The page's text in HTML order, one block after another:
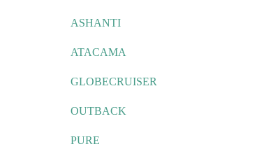
ASHANTI
ATACAMA
GLOBECRUISER
OUTBACK
PURE